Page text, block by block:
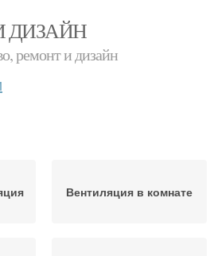
ДИЗАЙН
ремонт и дизайн
Вентиляция в комнате